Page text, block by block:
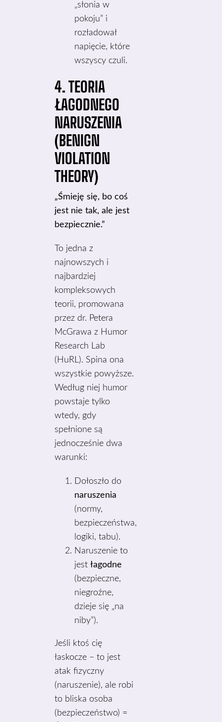
„słonia w
pokoju” i
rozładował
napięcie, które
wszyscy czuli.
4. TEORIA
ŁAGODNEGO
NARUSZENIA
(BENIGN
VIOLATION
THEORY)
„Śmieję się, bo coś
jest nie tak, ale jest
bezpiecznie.”
To jedna z
najnowszych i
najbardziej
kompleksowych
teorii, promowana
przez dr. Petera
McGrawa z Humor
Research Lab
(HuRL). Spina ona
wszystkie powyższe.
Według niej humor
powstaje tylko
wtedy, gdy
spełnione są
jednocześnie dwa
warunki:
Dołoszło do
naruszenia
(normy,
bezpieczeństwa,
logiki, tabu).
Naruszenie to
jestłagodne
(bezpieczne,
niegroźne,
dzieje się „na
niby”).
Jeśli ktoś cię
łaskocze – to jest
atak fizyczny
(naruszenie), ale robi
to bliska osoba
(bezpieczeństwo) =